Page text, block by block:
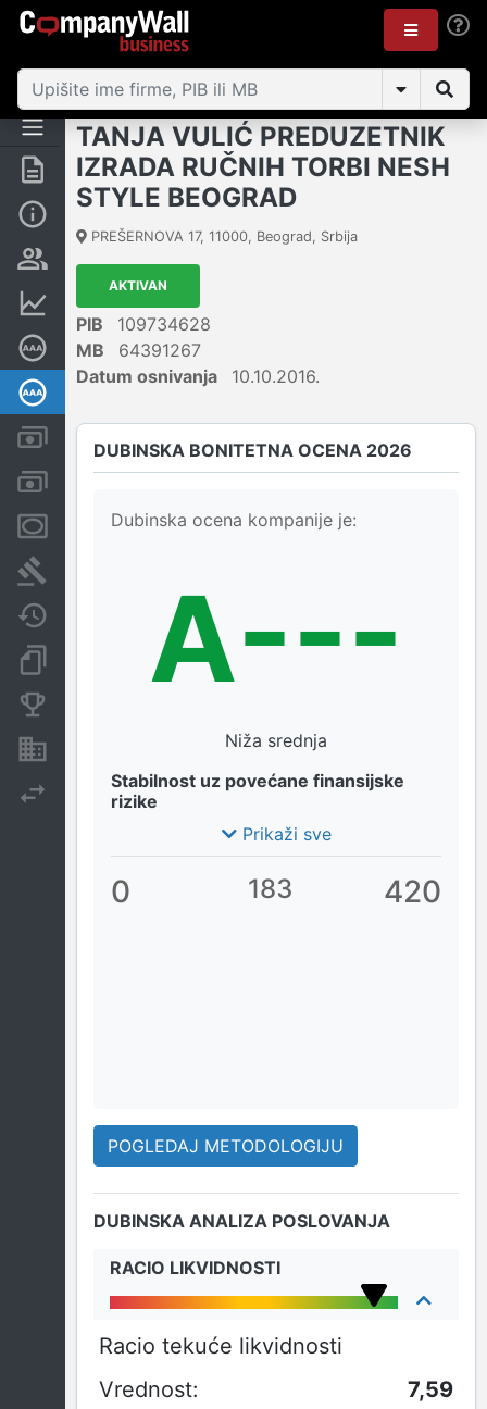
Rezime
Osnovni podaci
Finansijski podaci
Sertifikat bonitetne izvrsnosti
Dubinska bonitetna ocena
Menice i zaloge
Javne nabavke
Dokumenti i objave
TANJA VULIĆ PREDUZETNIK
IZRADA RUČNIH TORBI NESH
STYLE BEOGRAD
PREŠERNOVA 17, 11000, Beograd, Srbija
AKTIVAN
PIB
109734628
MB
64391267
Datum osnivanja
10.10.2016.
DUBINSKA BONITETNA OCENA 2026
Dubinska ocena kompanije je:
A---
Niža srednja
Stabilnost uz povećane finansijske
rizike
Prikaži sve
0 183 420
POGLEDAJ METODOLOGIJU
DUBINSKA ANALIZA POSLOVANJA
RACIO LIKVIDNOSTI
Racio tekuće likvidnosti
7,59